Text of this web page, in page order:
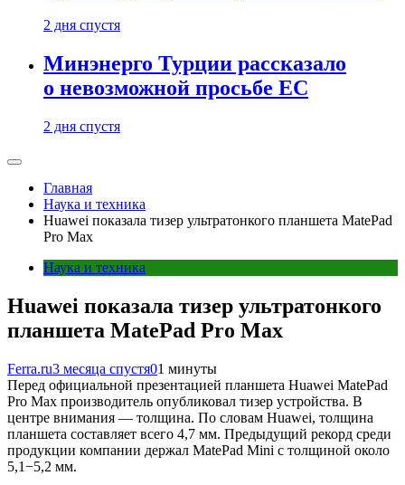
2 дня спустя
Минэнерго Турции рассказало
о невозможной просьбе ЕС
2 дня спустя
Главная
Наука и техника
Huawei показала тизер ультратонкого планшета MatePad
Pro Max
Наука и техника
Huawei показала тизер ультратонкого
планшета MatePad Pro Max
Ferra.ru3 месяца спустя01 минуты
Перед официальной презентацией планшета Huawei MatePad
Pro Max производитель опубликовал тизер устройства. В
центре внимания — толщина. По словам Huawei, толщина
планшета составляет всего 4,7 мм. Предыдущий рекорд среди
продукции компании держал MatePad Mini с толщиной около
5,1−5,2 мм.